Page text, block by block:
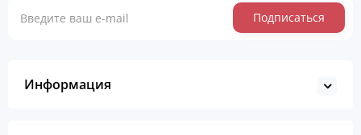
Подписаться
Информация